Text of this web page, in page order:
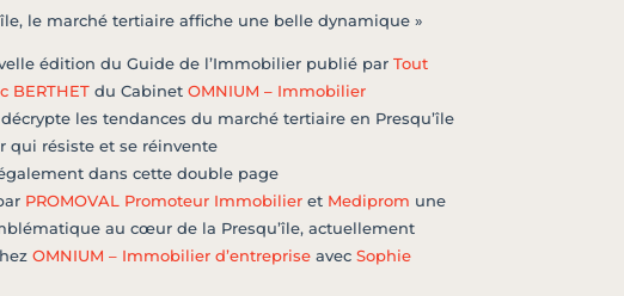
le marché tertiaire affiche une belle dynamique »
édition du Guide de l’Immobilier publié parTout
BERTHET du CabinetOMNIUM – Immobilier
décrypte les tendances du marché tertiaire en Presqu’île
qui résiste et se réinvente
dans cette double page
PROMOVAL Promoteur Immobilier et Mediprom une
au cœur de la Presqu’île, actuellement
OMNIUM – Immobilier d’entreprise avecSophie